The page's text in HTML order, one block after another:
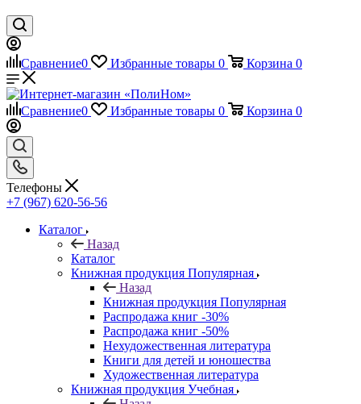
Сравнение0 Избранные товары 0 Корзина 0
Сравнение0 Избранные товары 0 Корзина 0
Телефоны
+7 (967) 620-56-56
Каталог
Назад
Каталог
Книжная продукция Популярная
Назад
Книжная продукция Популярная
Распродажа книг -30%
Распродажа книг -50%
Нехудожественная литература
Книги для детей и юношества
Художественная литература
Книжная продукция Учебная